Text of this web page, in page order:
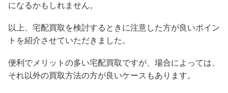
になるかもしれません。
以上、宅配買取を検討するときに注意した方が良いポイン
トを紹介させていただきました。
便利でメリットの多い宅配買取ですが、場合によっては、
それ以外の買取方法の方が良いケースもあります。